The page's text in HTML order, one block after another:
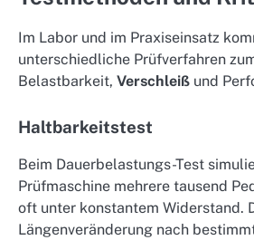
Im Labor und im Praxiseinsatz
unterschiedliche Prüfverfahren
Belastbarkeit, Verschleiß und
Haltbarkeitstest
Beim Dauerbelastungs-Test
Prüfmaschine mehrere tausend
oft unter konstantem Widerstand.
Längenveränderung nach